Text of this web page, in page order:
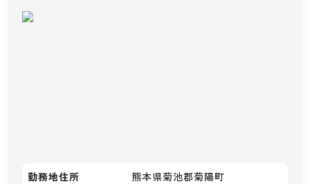
勤務地住所
熊本県菊池郡菊陽町